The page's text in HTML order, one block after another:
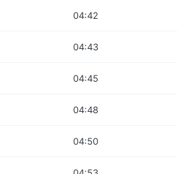
04:42
04:43
04:45
04:48
04:50